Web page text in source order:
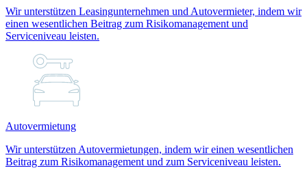
Wir unterstützen Leasingunternehmen und Autovermieter, indem wir
einen wesentlichen Beitrag zum Risikomanagement und
Serviceniveau leisten.
Autovermietung
Wir unterstützen Autovermietungen, indem wir einen wesentlichen
Beitrag zum Risikomanagement und zum Serviceniveau leisten.